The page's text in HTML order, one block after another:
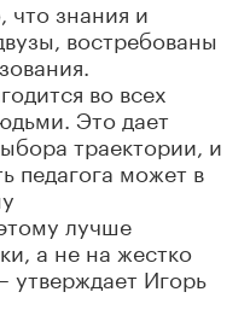
знания и
востребованы
во всех
Это дает
траектории, и
педагога может в
лучше
а не на жестко
Игорь